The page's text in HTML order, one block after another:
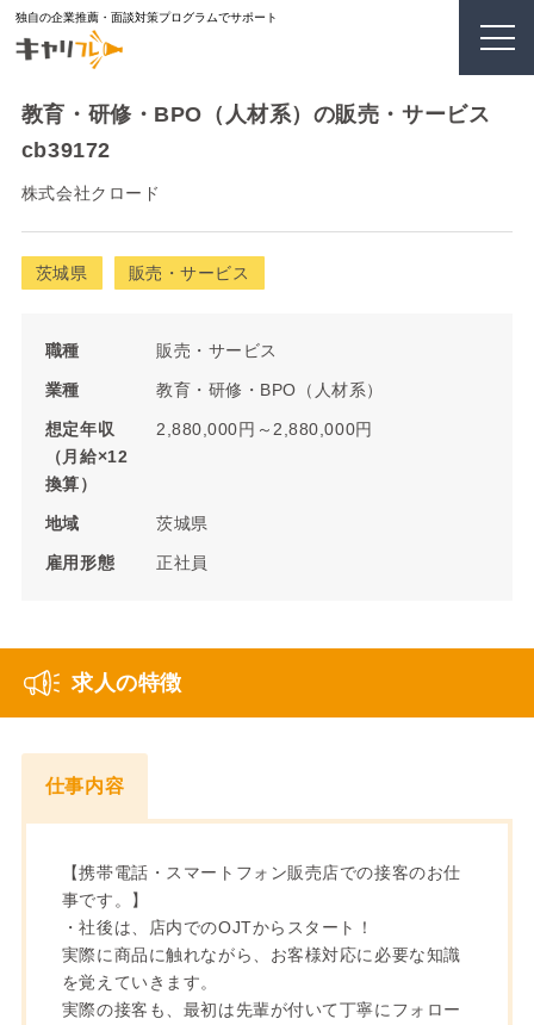
独自の企業推薦・面談対策プログラムでサポート
教育・研修・BPO（人材系）の販売・サービス
cb39172
株式会社クロード
茨城県 販売・サービス
職種 販売・サービス
業種 教育・研修・BPO（人材系）
想定年収
（月給×12
換算）
2,880,000円～2,880,000円
地域 茨城県
雇用形態 正社員
求人の特徴
仕事内容
【携帯電話・スマートフォン販売店での接客のお仕
事です。】
・社後は、店内でのOJTからスタート！
実際に商品に触れながら、お客様対応に必要な知識
を覚えていきます。
実際の接客も、最初は先輩が付いて丁寧にフォロー